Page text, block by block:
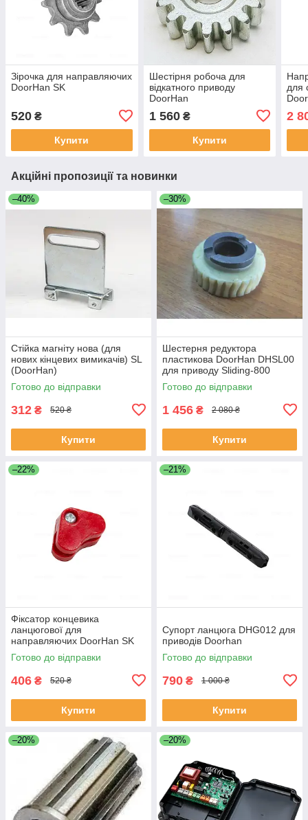
Зірочка для направляючих
DoorHan SK
520 ₴
Купити
Шестірня робоча для
відкатного приводу
DoorHan
1 560₴
Купити
для
2
Акційні пропозиції та новинки
–40%
Стійка магніту нова (для
нових кінцевих вимикачів) SL
(DoorHan)
Готово до відправки
312 ₴ 520 ₴
Купити
–30%
Шестерня редуктора
пластикова DoorHan DHSL00
для приводу Sliding-800
Готово до відправки
1 456 ₴ 2 080 ₴
Купити
–22%
Фіксатор концевика
ланцюгової для
направляючих DoorHan SK
Готово до відправки
406 ₴ 520 ₴
Купити
–21%
Супорт ланцюга DHG012 для
приводів Doorhan
Готово до відправки
790 ₴ 1 000 ₴
Купити
–20% –20%